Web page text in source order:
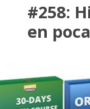
#258:
en